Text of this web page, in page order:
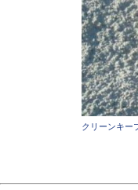
クリーンキー